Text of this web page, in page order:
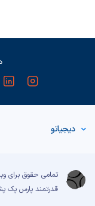
دیجیاتو
تمامی حقوق برای
قدرتمند پارس پک